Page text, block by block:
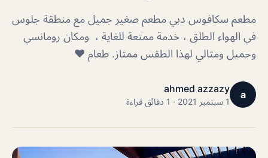
مطعم سكافوس دبي مطعم صغير جميل مع منطقة جلوس
في الهواء الطلق ، خدمة ممتعة للغاية ، ومكان رومانسي
وجميل ومثالي لهذا الطقس ممتاز. طعام ❤️
a
ahmed azzazy
1 سبتمبر 2021 · 1 دقائق قراءة